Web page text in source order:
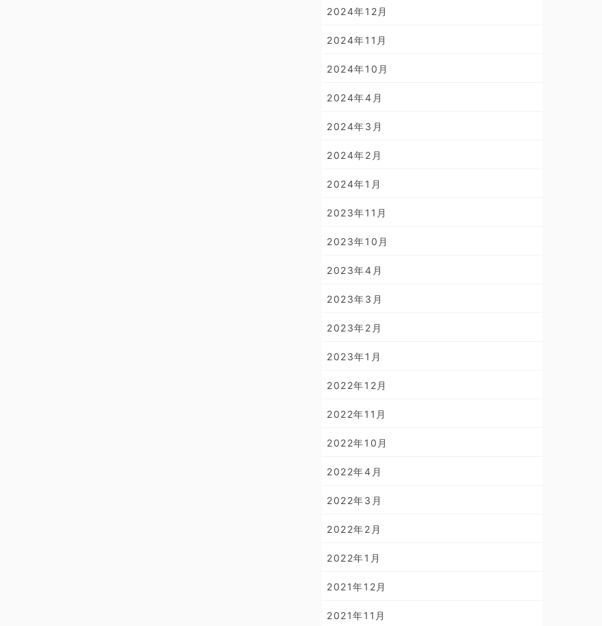
2024年12月
2024年11月
2024年10月
2024年4月
2024年3月
2024年2月
2024年1月
2023年11月
2023年10月
2023年4月
2023年3月
2023年2月
2023年1月
2022年12月
2022年11月
2022年10月
2022年4月
2022年3月
2022年2月
2022年1月
2021年12月
2021年11月